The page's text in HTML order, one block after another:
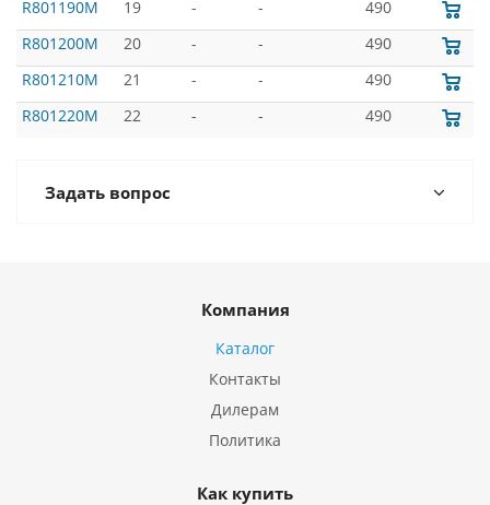
R801190M
19 - -
490
R801200M
20 - -
490
R801210M
21 - -
490
R801220M
22 - - 490
Задать вопрос
Компания
Каталог
Контакты
Дилерам
Политика
Как купить